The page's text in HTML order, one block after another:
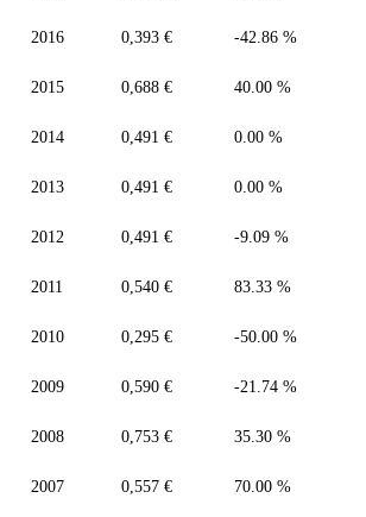
2016 0,393 € -42.86 %
2015 0,688 € 40.00 %
2014 0,491 € 0.00 %
2013 0,491 € 0.00 %
2012 0,491 € -9.09 %
2011 0,540 € 83.33 %
2010 0,295 € -50.00 %
2009 0,590 € -21.74 %
2008 0,753 € 35.30 %
2007 0,557 € 70.00 %